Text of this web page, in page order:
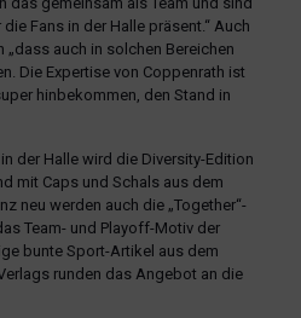
Fans in der Halle präsent.“ Auch
auch in solchen Bereichen
Die Expertise von Coppenrath ist
hinbekommen, den Stand in
der Halle wird die Diversity-Edition
mit Caps und Schals aus dem
neu werden auch die „Together“-
Team- und Playoff-Motiv der
bunte Sport-Artikel aus dem
runden das Angebot an die